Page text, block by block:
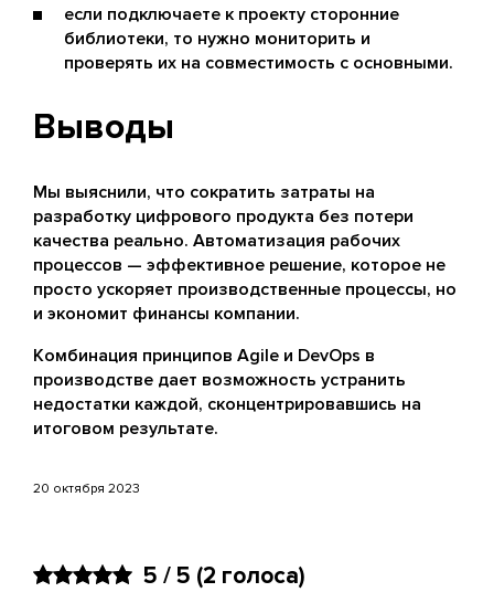
если подключаете к проекту сторонние
библиотеки, то нужно мониторить и
проверять их на совместимость с основными.
Выводы
Мы выяснили, что сократить затраты на
разработку цифрового продукта без потери
качества реально. Автоматизация рабочих
процессов — эффективное решение, которое не
просто ускоряет производственные процессы, но
и экономит финансы компании.
Комбинация принципов Agile и DevOps в
производстве дает возможность устранить
недостатки каждой, сконцентрировавшись на
итоговом результате.
20 октября 2023
5 / 5 (2 голоса)